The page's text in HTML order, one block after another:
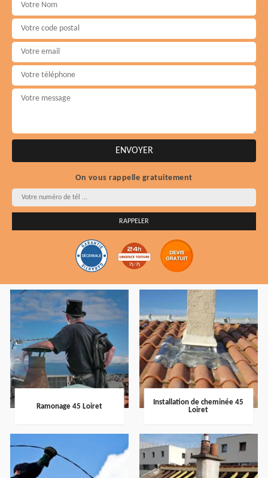
On vous rappelle gratuitement
Ramonage 45 Loiret
Installation de cheminée 45
Loiret